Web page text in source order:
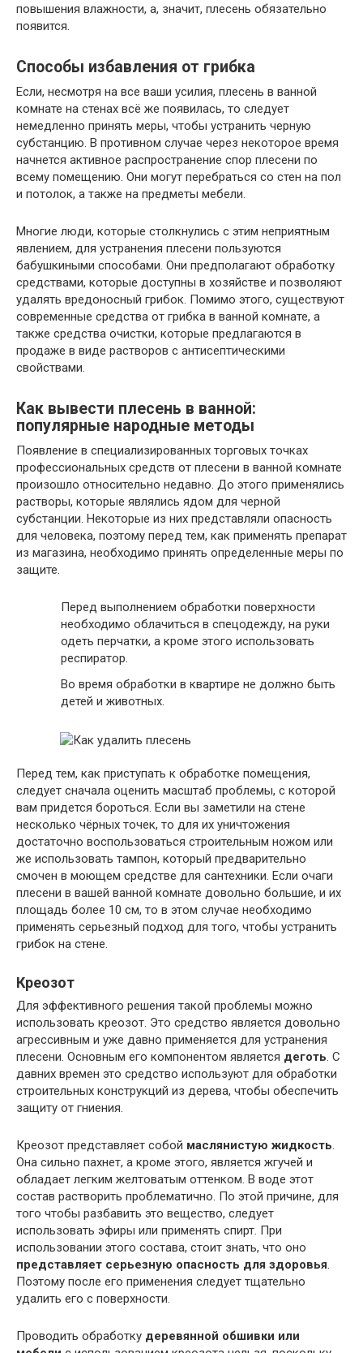
повышения влажности, а, значит, плесень обязательно
появится.
Способы избавления от грибка
Если, несмотря на все ваши усилия, плесень в ванной
комнате на стенах всё же появилась, то следует
немедленно принять меры, чтобы устранить черную
субстанцию. В противном случае через некоторое время
начнется активное распространение спор плесени по
всему помещению. Они могут перебраться со стен на пол
и потолок, а также на предметы мебели.
Многие люди, которые столкнулись с этим неприятным
явлением, для устранения плесени пользуются
бабушкиными способами. Они предполагают обработку
средствами, которые доступны в хозяйстве и позволяют
удалять вредоносный грибок. Помимо этого, существуют
современные средства от грибка в ванной комнате, а
также средства очистки, которые предлагаются в
продаже в виде растворов с антисептическими
свойствами.
Как вывести плесень в ванной:
популярные народные методы
Появление в специализированных торговых точках
профессиональных средств от плесени в ванной комнате
произошло относительно недавно. До этого применялись
растворы, которые являлись ядом для черной
субстанции. Некоторые из них представляли опасность
для человека, поэтому перед тем, как применять препарат
из магазина, необходимо принять определенные меры по
защите.
Перед выполнением обработки поверхности
необходимо облачиться в спецодежду, на руки
одеть перчатки, а кроме этого использовать
респиратор.
Во время обработки в квартире не должно быть
детей и животных.
Перед тем, как приступать к обработке помещения,
следует сначала оценить масштаб проблемы, с которой
вам придется бороться. Если вы заметили на стене
несколько чёрных точек, то для их уничтожения
достаточно воспользоваться строительным ножом или
же использовать тампон, который предварительно
смочен в моющем средстве для сантехники. Если очаги
плесени в вашей ванной комнате довольно большие, и их
площадь более 10 см, то в этом случае необходимо
применять серьезный подход для того, чтобы устранить
грибок на стене.
Креозот
Для эффективного решения такой проблемы можно
использовать креозот. Это средство является довольно
агрессивным и уже давно применяется для устранения
плесени. Основным его компонентом является деготь. С
давних времен это средство используют для обработки
строительных конструкций из дерева, чтобы обеспечить
защиту от гниения.
Креозот представляет собой маслянистую жидкость.
Она сильно пахнет, а кроме этого, является жгучей и
обладает легким желтоватым оттенком. В воде этот
состав растворить проблематично. По этой причине, для
того чтобы разбавить это вещество, следует
использовать эфиры или применять спирт. При
использовании этого состава, стоит знать, что оно
представляет серьезную опасность для здоровья.
Поэтому после его применения следует тщательно
удалить его с поверхности.
Проводить обработку деревянной обшивки или